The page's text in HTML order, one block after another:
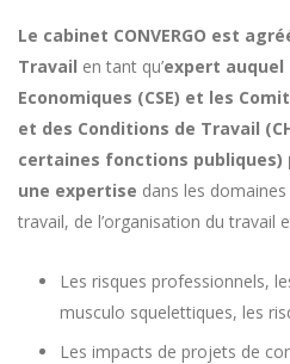
Le cabinet CONVERGO est
Travail en tant qu’expert auquel
Economiques (CSE) et les
et des Conditions de Travail
certaines fonctions
une expertise dans les
travail, de l’organisation du travail
Les risques professionnels,
musculo squelettiques, les
Les impacts de projets de